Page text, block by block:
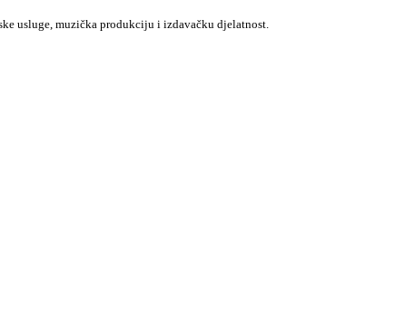
usluge, muzička produkciju i izdavačku djelatnost.